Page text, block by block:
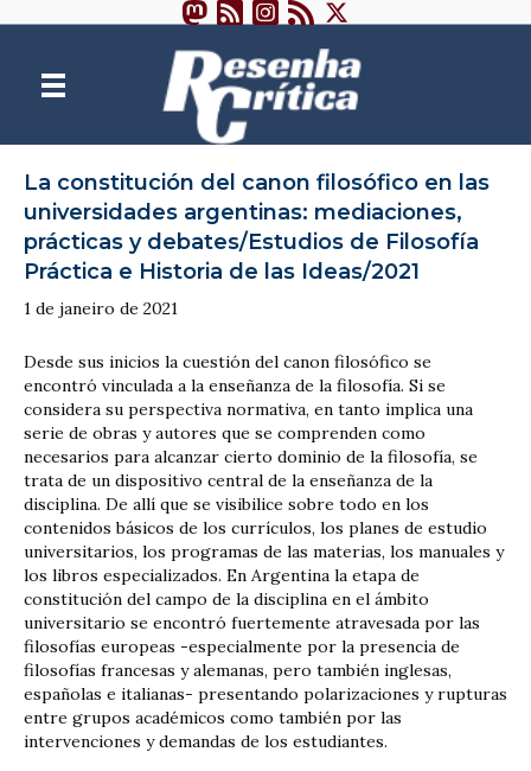
La constitución del canon filosófico en las
universidades argentinas: mediaciones,
prácticas y debates/Estudios de Filosofía
Práctica e Historia de las Ideas/2021
1 de janeiro de 2021
Desde sus inicios la cuestión del canon filosófico se
encontró vinculada a la enseñanza de la filosofía. Si se
considera su perspectiva normativa, en tanto implica una
serie de obras y autores que se comprenden como
necesarios para alcanzar cierto dominio de la filosofía, se
trata de un dispositivo central de la enseñanza de la
disciplina. De allí que se visibilice sobre todo en los
contenidos básicos de los currículos, los planes de estudio
universitarios, los programas de las materias, los manuales y
los libros especializados. En Argentina la etapa de
constitución del campo de la disciplina en el ámbito
universitario se encontró fuertemente atravesada por las
filosofías europeas -especialmente por la presencia de
filosofías francesas y alemanas, pero también inglesas,
españolas e italianas- presentando polarizaciones y rupturas
entre grupos académicos como también por las
intervenciones y demandas de los estudiantes.